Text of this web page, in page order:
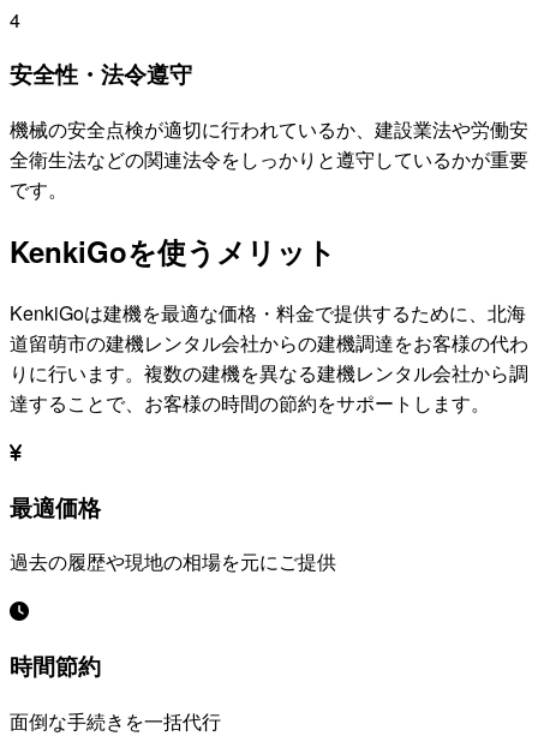
4
安全性・法令遵守
機械の安全点検が適切に行われているか、建設業法や労働安
全衛生法などの関連法令をしっかりと遵守しているかが重要
です。
KenkiGoを使うメリット
KenkiGoは建機を最適な価格・料金で提供するために、 北海
道留萌市の建機レンタル会社からの建機調達をお客様の代わ
りに行います。複数の建機を異なる建機レンタル会社から調
達することで、お客様の時間の節約をサポートします。
最適価格
過去の履歴や現地の相場を元にご提供
時間節約
面倒な手続きを一括代行